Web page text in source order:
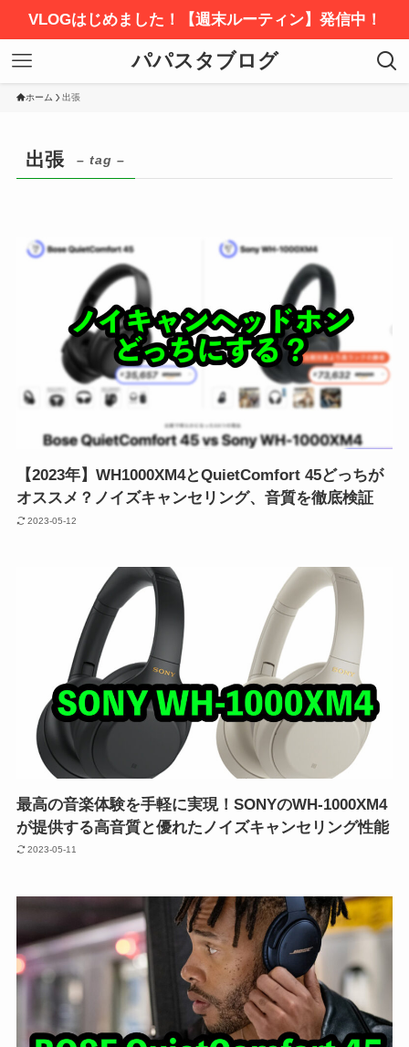
VLOGはじめました！【週末ルーティン】発信中！
パパスタブログ
ホーム 出張
出張 – tag –
【2023年】WH1000XM4とQuietComfort 45どっちが
オススメ？ノイズキャンセリング、音質を徹底検証
2023-05-12
最高の音楽体験を手軽に実現！SONYのWH-1000XM4
が提供する高音質と優れたノイズキャンセリング性能
2023-05-11